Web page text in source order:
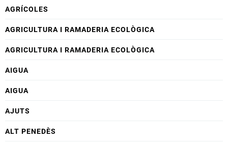
AGRÍCOLES
AGRICULTURA I RAMADERIA ECOLÒGICA
AGRICULTURA I RAMADERIA ECOLÒGICA
AIGUA
AIGUA
AJUTS
ALT PENEDÈS